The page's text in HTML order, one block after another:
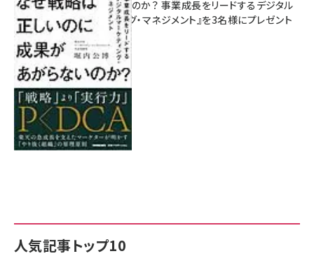
人気記事トップ10
があがらないのか？ 事業成長をリードするデジタル
マーケティング・マネジメント』を3名様にプレゼント
8月7日 10:00